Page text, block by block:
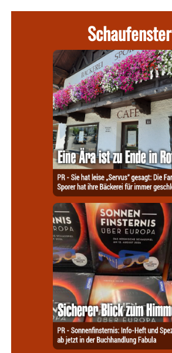
Schaufenster